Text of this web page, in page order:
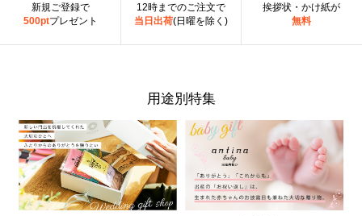
新規ご登録で
500ptプレゼント
12時までのご注文で
当日出荷(日曜を除く)
挨拶状・かけ紙が
無料
用途別特集